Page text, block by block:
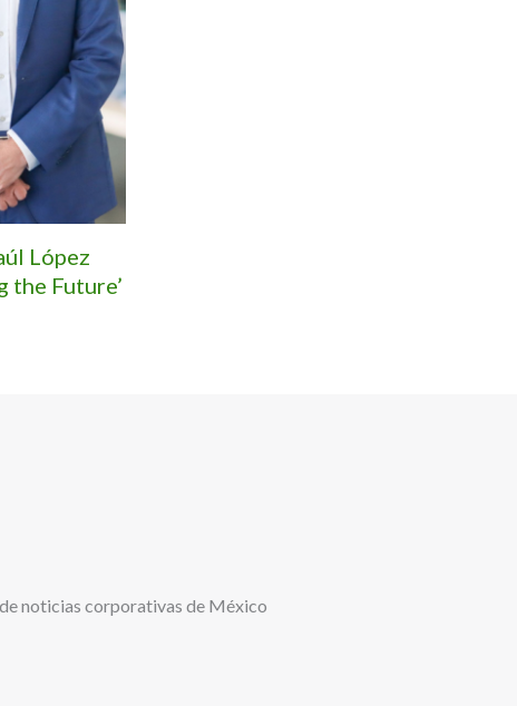
López
the Future’
noticias corporativas de México